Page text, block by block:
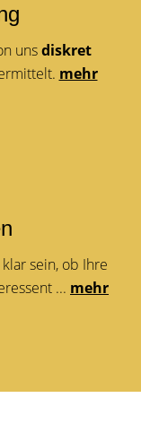
unsdiskret
mehr
sein, ob Ihre
... mehr